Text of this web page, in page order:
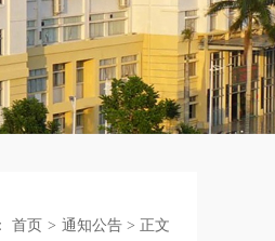
首页 > 通知公告 > 正文